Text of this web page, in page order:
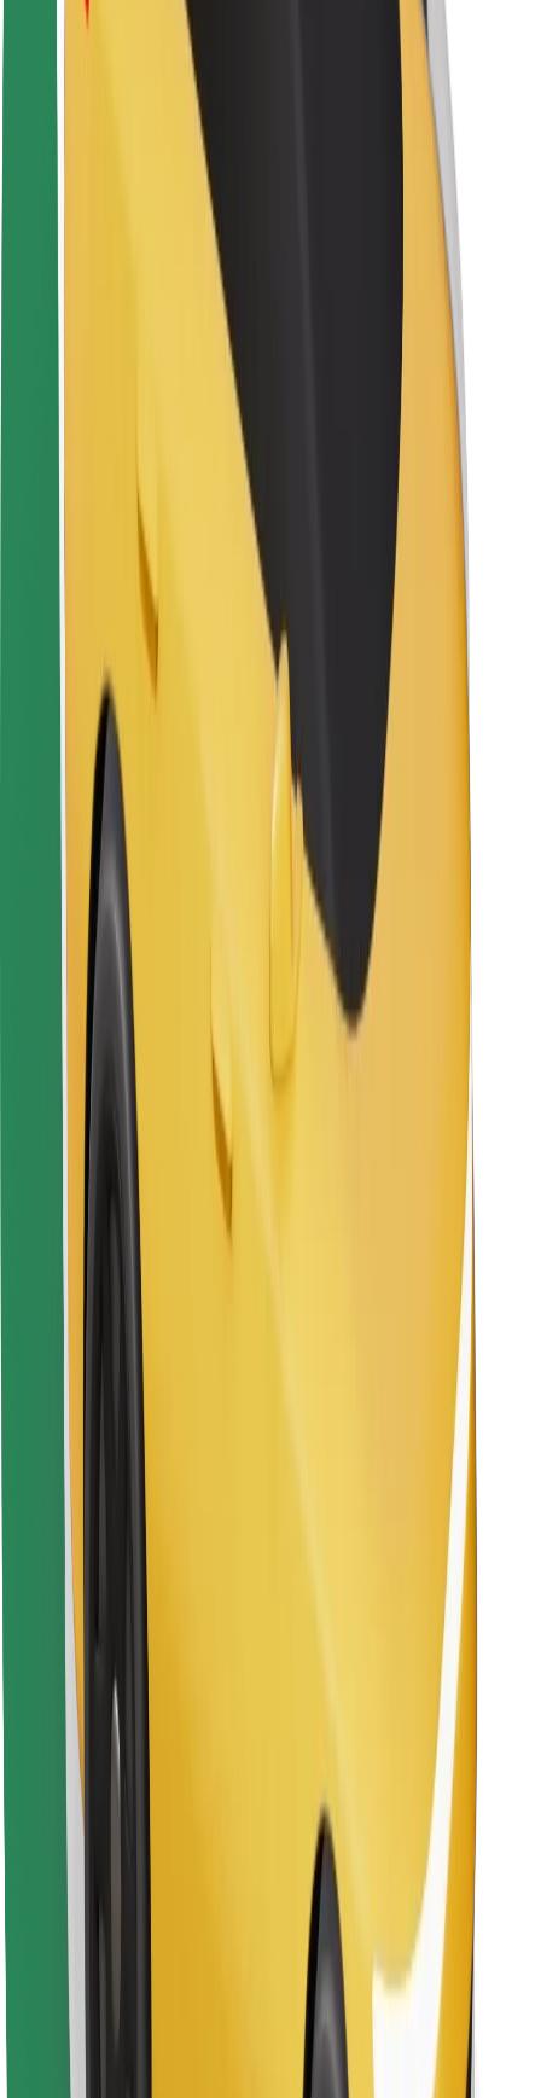
Sigurnost korisnika
Sigurnost vozača
Sigurnost na romobilu
Sigurnosni laboratorij
Gradska rješenja
Bolt stanice za punjenje
Za vozače
Za dostavljače
Bolt Food
Za vlasnike flota
Za restorane
Bolt for Business
Ostalo
Dobavljači
Uvjeti i odredbe
Kolačići
Sigurnost
Zatraži vožnju i putuj kroz nekoliko minuta!
Preuzmi aplikaciju Bolt
Pronađi svoje najdraže jelo!
Preuzmi aplikaciju Bolt Food